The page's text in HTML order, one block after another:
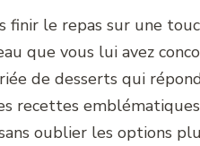
finir le repas sur une
que vous lui avez
de desserts qui
recettes
oublier les options